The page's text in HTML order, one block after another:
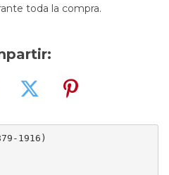
toda la compra.
1916)